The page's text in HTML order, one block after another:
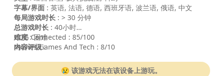
字幕/界面 : 英语, 法语, 德语, 西班牙语, 波兰语, 俄语, 中文
每局游戏时长 : > 30 分钟
总游戏时长 : 40小时
难度: 困难
内容评级:
COG Connected : 85/100
Movies Games And Tech : 8/10
😢 该游戏无法在该设备上游玩。